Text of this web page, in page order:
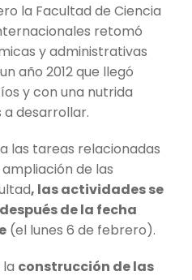
la Facultad de Ciencia
retomó
y administrativas
año 2012 que llegó
y con una nutrida
desarrollar.
las tareas relacionadas
de las
, las actividades se
de la fecha
(el lunes 6 de febrero).
construcción de las